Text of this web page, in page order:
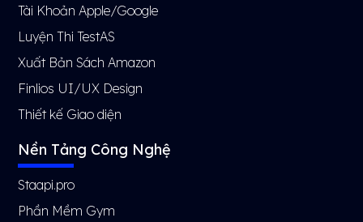
Tài Khoản Apple/Google
Luyện Thi TestAS
Xuất Bản Sách Amazon
Finlios UI/UX Design
Thiết kế Giao diện
Nền Tảng Công Nghệ
Staapi.pro
Phần Mềm Gym